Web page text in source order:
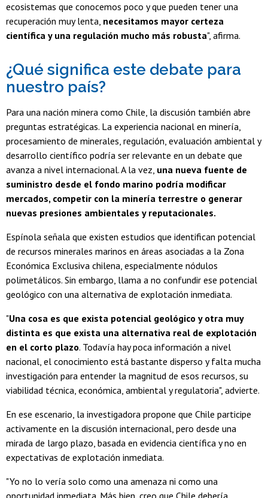
ecosistemas que conocemos poco y que pueden tener una
recuperación muy lenta, necesitamos mayor certeza
científica y una regulación mucho más robusta", afirma.
¿Qué significa este debate para
nuestro país?
Para una nación minera como Chile, la discusión también abre
preguntas estratégicas. La experiencia nacional en minería,
procesamiento de minerales, regulación, evaluación ambiental y
desarrollo científico podría ser relevante en un debate que
avanza a nivel internacional. A la vez, una nueva fuente de
suministro desde el fondo marino podría modificar
mercados, competir con la minería terrestre o generar
nuevas presiones ambientales y reputacionales.
Espínola señala que existen estudios que identifican potencial
de recursos minerales marinos en áreas asociadas a la Zona
Económica Exclusiva chilena, especialmente nódulos
polimetálicos. Sin embargo, llama a no confundir ese potencial
geológico con una alternativa de explotación inmediata.
"Una cosa es que exista potencial geológico y otra muy
distinta es que exista una alternativa real de explotación
en el corto plazo. Todavía hay poca información a nivel
nacional, el conocimiento está bastante disperso y falta mucha
investigación para entender la magnitud de esos recursos, su
viabilidad técnica, económica, ambiental y regulatoria", advierte.
En ese escenario, la investigadora propone que Chile participe
activamente en la discusión internacional, pero desde una
mirada de largo plazo, basada en evidencia científica y no en
expectativas de explotación inmediata.
"Yo no lo vería solo como una amenaza ni como una